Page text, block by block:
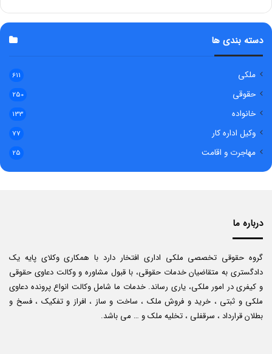
دسته بندی ها
ملکی 611
حقوقی 250
خانواده 133
وکیل اداره کار 77
مهاجرت و اقامت 25
درباره ما
گروه حقوقی تخصصی ملکی اداری افتخار دارد با همکاری وکلای پایه یک
دادگستری به متقاضیان خدمات حقوقی، با قبول مشاوره و وکالت دعاوی حقوقی
و کیفری در امور ملکی، یاری رساند. خدمات ما شامل وکالت انواع پرونده دعاوی
ملکی و ثبتی ، خرید و فروش ملک ، ساخت و ساز ، افراز و تفکیک ، فسخ و
بطلان قرارداد ، سرقفلی ، تخلیه ملک و … می باشد.